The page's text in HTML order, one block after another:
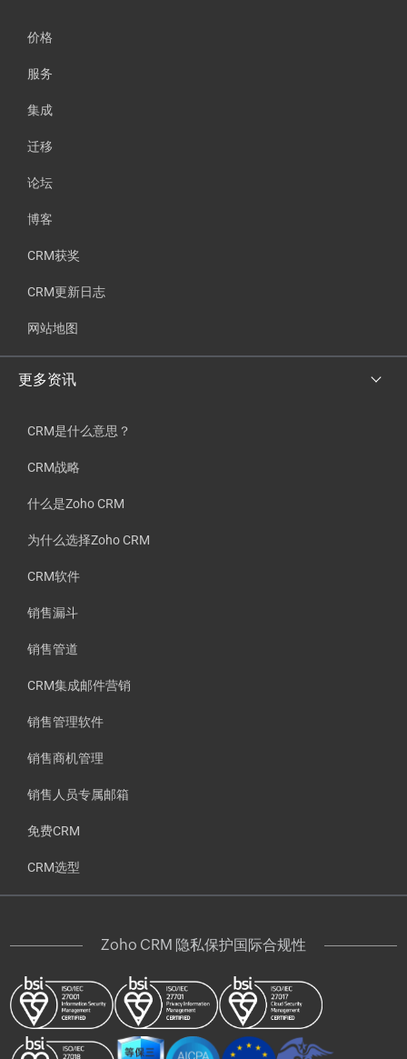
价格
服务
集成
迁移
论坛
博客
CRM获奖
CRM更新日志
网站地图
更多资讯
CRM是什么意思？
CRM战略
什么是Zoho CRM
为什么选择Zoho CRM
CRM软件
销售漏斗
销售管道
CRM集成邮件营销
销售管理软件
销售商机管理
销售人员专属邮箱
免费CRM
CRM选型
Zoho CRM 隐私保护国际合规性